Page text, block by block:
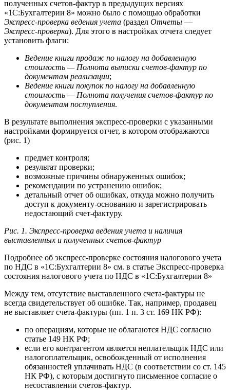
полученных счетов-фактур в предыдущих версиях
«1С:Бухгалтерии 8» можно было с помощью обработки
Экспресс-проверка ведения учета (раздел Отчеты —
Экспресс-проверка). Для этого в настройках отчета следует
установить флаги:
Ведение книги продаж по налогу на добавленную
стоимость — Полнота выписки счетов-фактур по
документам реализации;
Ведение книги покупок по налогу на добавленную
стоимость — Полнота получения счетов-фактур по
документам поступления.
В результате выполнения экспресс-проверки с указанными
настройками формируется отчет, в котором отображаются
(рис. 1)
предмет контроля;
результат проверки;
возможные причины обнаруженных ошибок;
рекомендации по устранению ошибок;
детальный отчет об ошибках, откуда можно получить
доступ к документу-основанию и зарегистрировать
недостающий счет-фактуру.
Рис. 1. Экспресс-проверка ведения учета и наличия
выставленных и полученных счетов-фактур
Подробнее об экспресс-проверке состояния налогового учета
по НДС в «1С:Бухгалтерии 8» см. в статье Экспресс-проверка
состояния налогового учета по НДС в «1С:Бухгалтерии 8»
Между тем, отсутствие выставленного счета-фактуры не
всегда свидетельствует об ошибке. Так, например, продавец
не выставляет счета-фактуры (пп. 1 п. 3 ст. 169 НК РФ):
по операциям, которые не облагаются НДС согласно
статье 149 НК РФ;
если его контрагентом является неплательщик НДС или
налогоплательщик, освобожденный от исполнения
обязанностей уплачивать НДС (в соответствии со ст. 145
НК РФ), с которым достигнуто письменное согласие о
несоставлении счетов-фактур.